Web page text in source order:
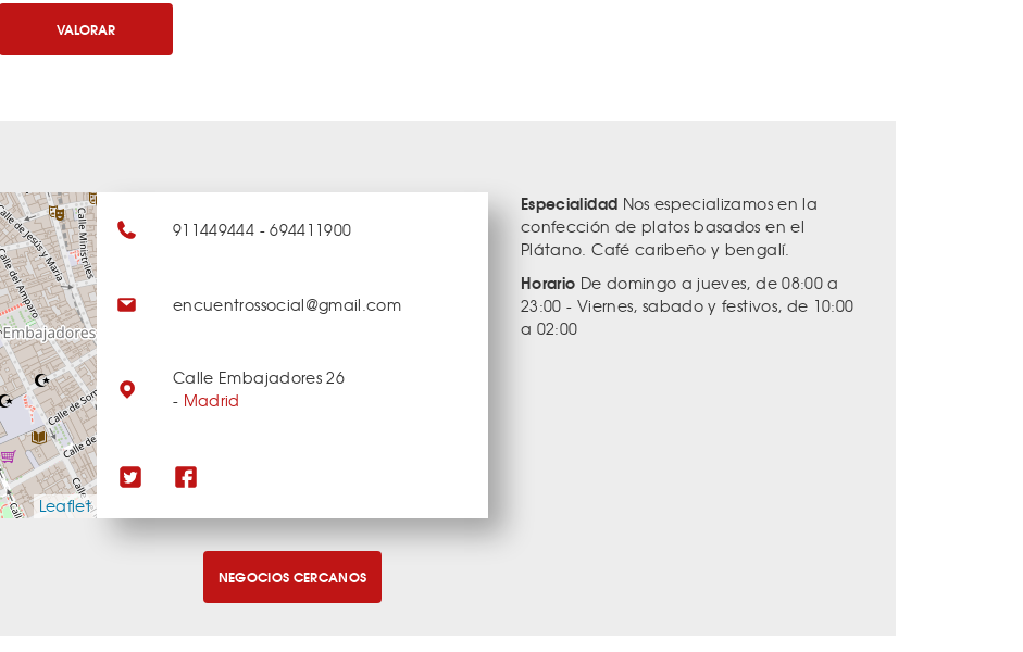
VALORAR
Leaflet
911449444 - 694411900
encuentrossocial@gmail.com
Calle Embajadores 26
- Madrid
Especialidad Nos especializamos en la
confección de platos basados en el
Plátano. Café caribeño y bengalí.
Horario De domingo a jueves, de 08:00 a
23:00 - Viernes, sabado y festivos, de 10:00
a 02:00
NEGOCIOS CERCANOS